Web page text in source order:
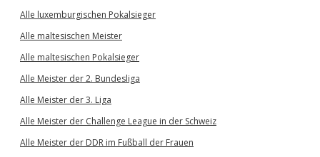
Alle luxemburgischen Pokalsieger
Alle maltesischen Meister
Alle maltesischen Pokalsieger
Alle Meister der 2. Bundesliga
Alle Meister der 3. Liga
Alle Meister der Challenge League in der Schweiz
Alle Meister der DDR im Fußball der Frauen